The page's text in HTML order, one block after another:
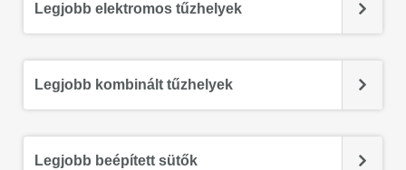
Legjobb elektromos tűzhelyek
Legjobb kombinált tűzhelyek
Legjobb beépített sütők